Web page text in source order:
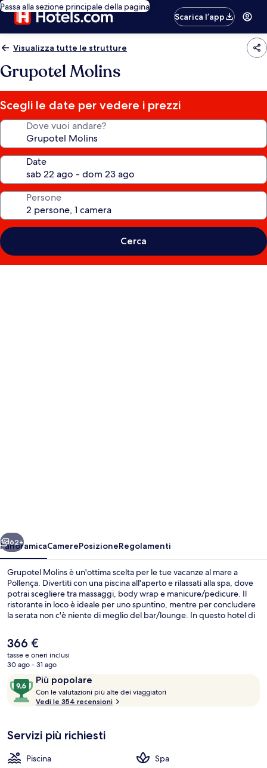
Passa alla sezione principale della pagina
Scarica l’app
Visualizza tutte le strutture
Grupotel Molins
Scegli le date per vedere i prezzi
Dove vuoi andare?
Date
Persone
Cerca
Avanti
62+
PanoramicaCamerePosizioneRegolamenti
Grupotel Molins è un'ottima scelta per le tue vacanze al mare a
Pollença. Divertiti con una piscina all'aperto e rilassati alla spa, dove
potrai scegliere tra massaggi, body wrap e manicure/pedicure. Il
ristorante in loco è ideale per uno spuntino, mentre per concludere
la serata non c'è niente di meglio del bar/lounge. In questo hotel di
all'aperto e uno snack bar. Le recensioni dei viaggiatori menzionano
il personale gentile e la spiaggia del posto.
Il
prezzo
attuale
366 €
366 €
tasse e oneri inclusi
30 ago - 31 ago
RecensioniPiù popolare
9,6
su
10,
popolare
Con le valutazioni più alte dei viaggiatori
Vedi le 354 recensioni
Servizi più richiesti
Piscina
Spa